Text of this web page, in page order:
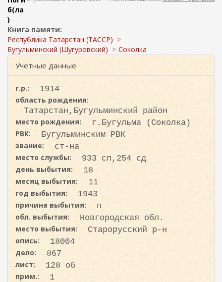
о
и
с
к
б(ла
)
Книга памяти:
Республика Татарстан (ТАССР)
Бугульминский (Шугуровский)
Соколка
Учетные данные
г.р.:
1914
область рождения:
Татарстан,Бугульминский район
место рождения:
г.Бугульма (Соколка)
РВК:
Бугульминским РВК
звание:
ст-на
место службы:
933 сп,254 сд
день выбытия:
18
месяц выбытия:
11
год выбытия:
1943
причина выбытия:
п
обл. выбытия:
Новгородская обл.
место выбытия:
Старорусский р-н
опись:
18004
дело:
867
лист:
128 об
прим.:
1